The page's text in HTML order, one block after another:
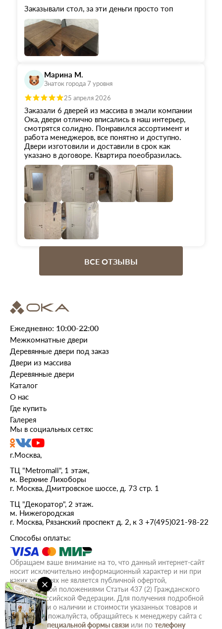
Заказывали стол, за эти деньги просто топ
Марина М.
Знаток города 7 уровня
25 апреля 2026
Заказали 6 дверей из массива в эмали компании
Ока, двери отлично вписались в наш интерьер,
смотрятся солидно. Понравился ассортимент и
работа менеджеров, все понятно и доступно.
Двери изготовили и доставили в срок как
указано в договоре. Квартира поеобразилась.
ВСЕ ОТЗЫВЫ
Ежедневно: 10:00-22:00
г.Москва,
ТЦ "Metromall", 1 этаж,
м. Верхние Лихоборы
г. Москва, Дмитровское шоссе, д. 73 стр. 1
ТЦ "Декоратор", 2 этаж.
м. Нижегородская
г. Москва, Рязанский проспект д. 2, к 3 +7(495)021-98-22
Способы оплаты:
Межкомнатные двери
Деревянные двери под заказ
Двери из массива
Деревянные двери
Каталог
О нас
Где купить
Галерея
Мы в социальных сетях:
Обращаем ваше внимание на то, что данный интернет-сайт
носит исключительно информационный характер и ни при
каких условиях не является публичной офертой,
определяемой положениями Статьи 437 (2) Гражданского
кодекса Российской Федерации. Для получения подробной
информации о наличии и стоимости указанных товаров и
(или) услуг, пожалуйста, обращайтесь к менеджеру сайта с
помощьюспециальной формы связи или по телефону